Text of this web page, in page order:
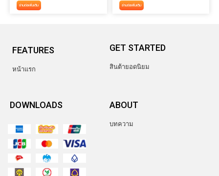
อ่านต่อเพิ่มเติม อ่านต่อเพิ่มเติม
FEATURES
หน้าแรก
GET STARTED
สินต้ายอดนิยม
DOWNLOADS ABOUT
บทความ